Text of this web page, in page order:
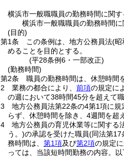
横浜市一般職職員の勤務時間に関す
横浜市一般職職員の勤務時間に
(目的)
第1条
この条例は、地方公務員法(昭
めることを目的とする。
(平28条例6・一部改正)
(勤務時間)
第2条
職員の勤務時間は、休憩時間
2
業務の都合により、 前項の規定に
の週において38時間45分を超えて
3
地方公務員法第22条の4第1項に
らず、休憩時間を除き、4週間を超
4
地方公務員の育児休業等に関する
う。)の承認を受けた職員(同法第17
務時間は、 第1項及び第2項の規定
っては、当該短時間勤務の内容。